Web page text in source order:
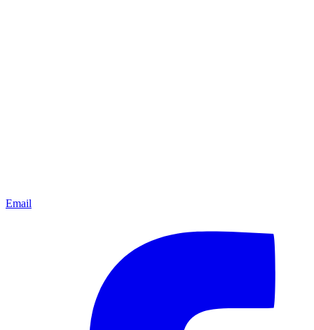
Email